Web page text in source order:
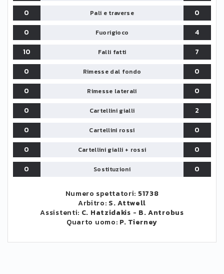
0 Pali e traverse
0
0
Fuorigioco
4
10
Falli fatti
7
0
Rimesse dal fondo
0
0
Rimesse laterali
0
0
Cartellini gialli
2
0
Cartellini rossi
0
0
Cartellini gialli + rossi
0
0
Sostituzioni 0
Numero spettatori: 51738
Arbitro: S. Attwell
Assistenti: C. Hatzidakis - B. Antrobus
Quarto uomo: P. Tierney